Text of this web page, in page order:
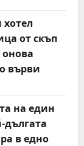
от скъп
върви
на един
дългата
в едно